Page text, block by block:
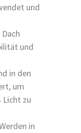
und
und
in den
um
Licht zu
in